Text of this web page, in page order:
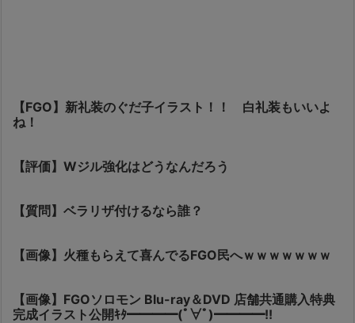
【FGO】新礼装のぐだ子イラスト！！ 白礼装もいいよ
ね！
【評価】Wジル強化はどうなんだろう
【質問】ベラリザ付けるなら誰？
【画像】火種もらえて喜んでるFGO民へｗｗｗｗｗｗｗ
【画像】FGOソロモン Blu-ray＆DVD 店舗共通購入特典
完成イラスト公開ｷﾀ━━━━(ﾟ∀ﾟ)━━━━!!